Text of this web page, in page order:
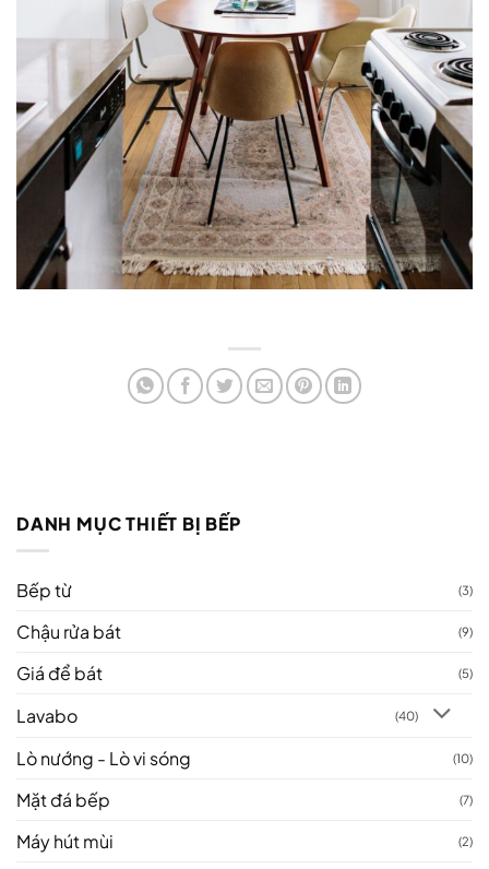
DANH MỤC THIẾT BỊ BẾP
Bếp từ (3)
Chậu rửa bát (9)
Giá để bát (5)
Lavabo (40)
Lò nướng - Lò vi sóng (10)
Mặt đá bếp (7)
Máy hút mùi (2)